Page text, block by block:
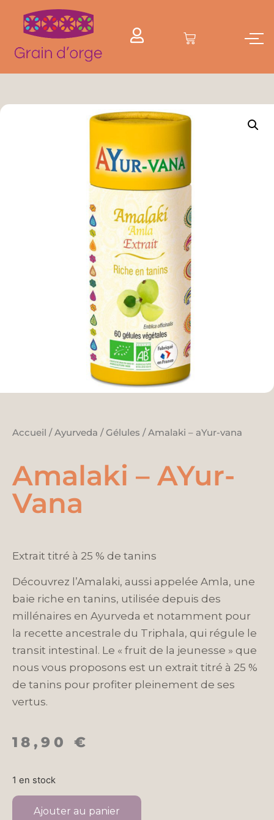
Accueil /Ayurveda /Gélules / Amalaki – aYur-vana
Amalaki – AYur-
Vana
Extrait titré à 25 % de tanins
Découvrez l’Amalaki, aussi appelée Amla, une
baie riche en tanins, utilisée depuis des
millénaires en Ayurveda et notamment pour
la recette ancestrale du Triphala, qui régule le
transit intestinal. Le « fruit de la jeunesse » que
nous vous proposons est un extrait titré à 25 %
de tanins pour profiter pleinement de ses
vertus.
18,90€
1 en stock
Ajouter au panier